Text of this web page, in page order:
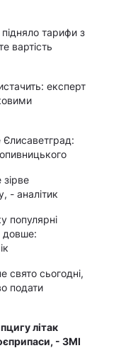
тарифи з
вартість
експерт
Єлисаветград:
- аналітик
популярні
довше:
свято сьогодні,
подати
літак
- ЗМІ